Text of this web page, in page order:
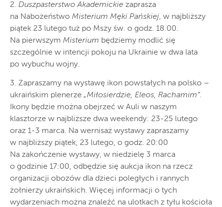
2. Duszpasterstwo Akademickie zaprasza
na Nabożeństwo Misterium Męki Pańskiej, w najbliższy
piątek 23 lutego tuż po Mszy św. o godz. 18.00.
Na pierwszym Misterium będziemy modlić się
szczególnie w intencji pokoju na Ukrainie w dwa lata
po wybuchu wojny.
3. Zapraszamy na wystawę ikon powstałych na polsko –
ukraińskim plenerze „Miłosierdzie, Eleos, Rachamim”.
Ikony będzie można obejrzeć w Auli w naszym
klasztorze w najbliższe dwa weekendy: 23-25 lutego
oraz 1-3 marca. Na wernisaż wystawy zapraszamy
w najbliższy piątek, 23 lutego, o godz. 20:00
Na zakończenie wystawy, w niedzielę 3 marca
o godzinie 17:00, odbędzie się aukcja ikon na rzecz
organizacji obozów dla dzieci poległych i rannych
żołnierzy ukraińskich. Więcej informacji o tych
wydarzeniach można znaleźć na ulotkach z tyłu kościoła